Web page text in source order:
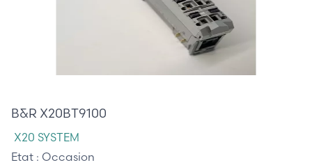
B&R X20BT9100
X20 SYSTEM
Etat : Occasion